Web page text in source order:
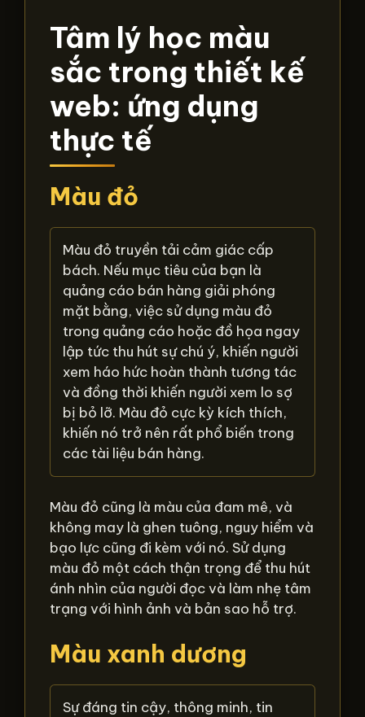
Tâm lý học màu
sắc trong thiết kế
web: ứng dụng
thực tế
Màu đỏ
Màu đỏ truyền tải cảm giác cấp
bách. Nếu mục tiêu của bạn là
quảng cáo bán hàng giải phóng
mặt bằng, việc sử dụng màu đỏ
trong quảng cáo hoặc đồ họa ngay
lập tức thu hút sự chú ý, khiến người
xem háo hức hoàn thành tương tác
và đồng thời khiến người xem lo sợ
bị bỏ lỡ. Màu đỏ cực kỳ kích thích,
khiến nó trở nên rất phổ biến trong
các tài liệu bán hàng.
Màu đỏ cũng là màu của đam mê, và
không may là ghen tuông, nguy hiểm và
bạo lực cũng đi kèm với nó. Sử dụng
màu đỏ một cách thận trọng để thu hút
ánh nhìn của người đọc và làm nhẹ tâm
trạng với hình ảnh và bản sao hỗ trợ.
Màu xanh dương
Sự đáng tin cậy, thông minh, tin